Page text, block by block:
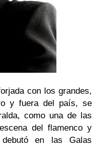
con los grandes,
y fuera del país, se
como una de las
del flamenco y
en las Galas